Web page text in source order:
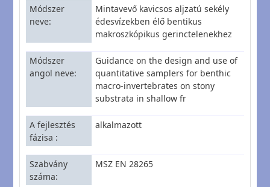
Módszer
neve
Mintavevő kavicsos aljzatú sekély
édesvízekben élő bentikus
makroszkópikus gerinctelenekhez
Módszer
angol neve
Guidance on the design and use of
quantitative samplers for benthic
macro-invertebrates on stony
substrata in shallow fr
A fejlesztés
fázisa
alkalmazott
Szabvány
száma
MSZ EN 28265